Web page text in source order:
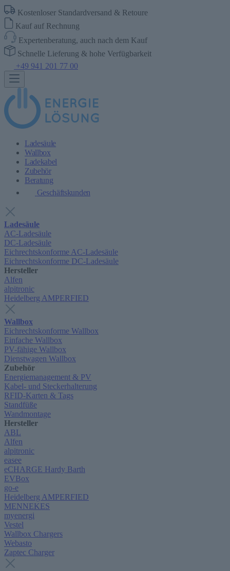
Kostenloser Standardversand & Retoure
Kauf auf Rechnung
Expertenberatung, auch nach dem Kauf
Schnelle Lieferung & hohe Verfügbarkeit
+49 941 201 77 00
Ladesäule
Wallbox
Ladekabel
Zubehör
Beratung
Geschäftskunden
Ladesäule
AC-Ladesäule
DC-Ladesäule
Eichrechtskonforme AC-Ladesäule
Eichrechtskonforme DC-Ladesäule
Hersteller
Alfen
alpitronic
Heidelberg AMPERFIED
Wallbox
Eichrechtskonforme Wallbox
Einfache Wallbox
PV-fähige Wallbox
Dienstwagen Wallbox
Zubehör
Energiemanagement & PV
Kabel- und Steckerhalterung
RFID-Karten & Tags
Standfüße
Wandmontage
Hersteller
ABL
Alfen
alpitronic
easee
eCHARGE Hardy Barth
EVBox
go-e
Heidelberg AMPERFIED
MENNEKES
myenergi
Vestel
Wallbox Chargers
Webasto
Zaptec Charger